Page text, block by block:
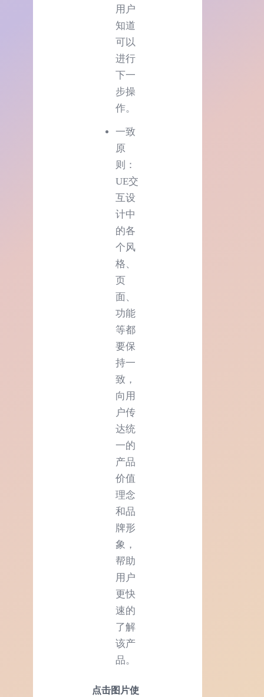
用户
知道
可以
进行
下一
步操
作。
一致
原
则：
UE交
互设
计中
的各
个风
格、
页
面、
功能
等都
要保
持一
致，
向用
户传
达统
一的
产品
价值
理念
和品
牌形
象，
帮助
用户
更快
速的
了解
该产
品。
点击图片使